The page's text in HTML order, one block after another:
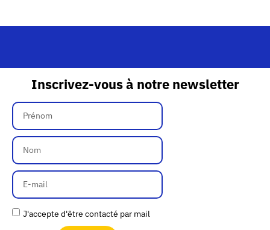
Inscrivez-vous à notre newsletter
J'accepte d'être contacté par mail